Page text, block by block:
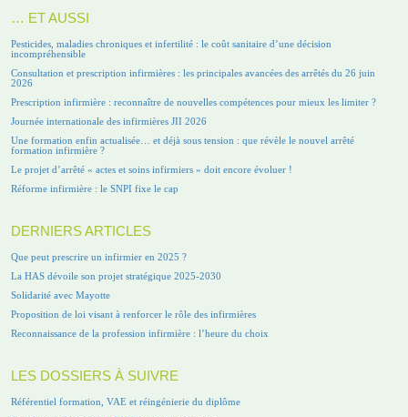
… ET AUSSI
Pesticides, maladies chroniques et infertilité : le coût sanitaire d’une décision
incompréhensible
Consultation et prescription infirmières : les principales avancées des arrêtés du 26 juin
2026
Prescription infirmière : reconnaître de nouvelles compétences pour mieux les limiter ?
Journée internationale des infirmières JII 2026
Une formation enfin actualisée… et déjà sous tension : que révèle le nouvel arrêté
formation infirmière ?
Le projet d’arrêté « actes et soins infirmiers » doit encore évoluer !
Réforme infirmière : le SNPI fixe le cap
DERNIERS ARTICLES
Que peut prescrire un infirmier en 2025 ?
La HAS dévoile son projet stratégique 2025-2030
Solidarité avec Mayotte
Proposition de loi visant à renforcer le rôle des infirmières
Reconnaissance de la profession infirmière : l’heure du choix
LES DOSSIERS À SUIVRE
Référentiel formation, VAE et réingénierie du diplôme